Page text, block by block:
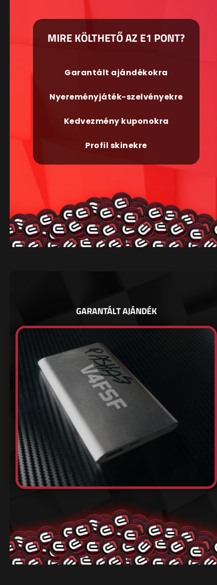
MIRE KÖLTHETŐ AZ E1 PONT?
Garantált ajándékokra
Nyereményjáték-szelvényekre
Kedvezmény kuponokra
Profil skinekre
GARANTÁLT AJÁNDÉK